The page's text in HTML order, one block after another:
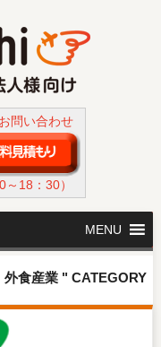
問い合わせ
18：30）
MENU
食産業 " CATEGORY